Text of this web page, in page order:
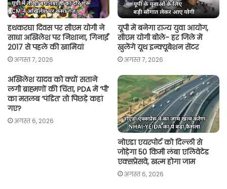
हथकरघा दिवस पर सीएम योगी ने
साधा अखिलेश पर निशाना, गिनाईं
2017 से पहले की खामियां
अगस्त 7, 2026
यूपी में बनेगा राज्य युवा आयोग,
सीएम योगी बोले- हर जिले में
खुलेंगे यूथ इन्क्यूबेशन सेंटर
अगस्त 7, 2026
अखिलेश यादव को क्यों सताने
लगी ब्राह्मणों की चिंता, PDA में ‘पी’
का मतलब ‘पंडित’ तो पिछड़े कहां
गए?
अगस्त 6, 2026
नोएडा एयरपोर्ट को दिल्ली से
जोड़ेगा 50 किमी लंबा एलिवेटेड
एक्सप्रेसवे, खत्म होगा जाम
अगस्त 6, 2026